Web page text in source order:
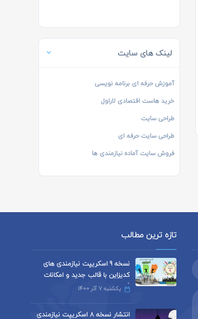
لینک های سایت
آموزش حرفه ای برنامه نویسی
خرید هاست اقتصادی لاراول
طراحی سایت
طراحی سایت حرفه ای
فروش سایت آماده نیازمندی ها
تازه ترین مطالب
نسخه 9 اسکریپت نیازمندی های
کدیزاین با قالب جدید و امکانات
فراوان منتشر شد
یکشنبه 7 آذر 1400
انتشار نسخه 8 اسکریپت نیازمندی